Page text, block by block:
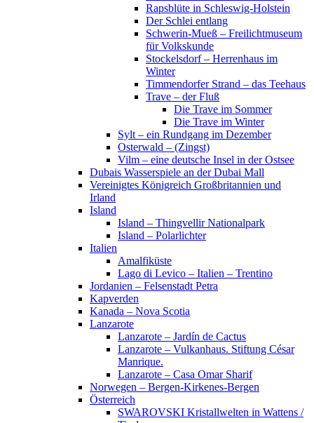
Rapsblüte in Schleswig-Holstein
Der Schlei entlang
Schwerin-Mueß – Freilichtmuseum
für Volkskunde
Stockelsdorf – Herrenhaus im
Winter
Timmendorfer Strand – das Teehaus
Trave – der Fluß
Die Trave im Sommer
Die Trave im Winter
Sylt – ein Rundgang im Dezember
Osterwald – (Zingst)
Vilm – eine deutsche Insel in der Ostsee
Dubais Wasserspiele an der Dubai Mall
Vereinigtes Königreich Großbritannien und
Irland
Island
Island – Thingvellir Nationalpark
Island – Polarlichter
Italien
Amalfiküste
Lago di Levico – Italien – Trentino
Jordanien – Felsenstadt Petra
Kapverden
Kanada – Nova Scotia
Lanzarote
Lanzarote – Jardín de Cactus
Lanzarote – Vulkanhaus. Stiftung César
Manrique.
Lanzarote – Casa Omar Sharif
Norwegen – Bergen-Kirkenes-Bergen
Österreich
SWAROVSKI Kristallwelten in Wattens /